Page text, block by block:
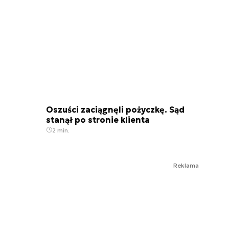
Oszuści zaciągnęli pożyczkę. Sąd
stanął po stronie klienta
2 min.
Reklama